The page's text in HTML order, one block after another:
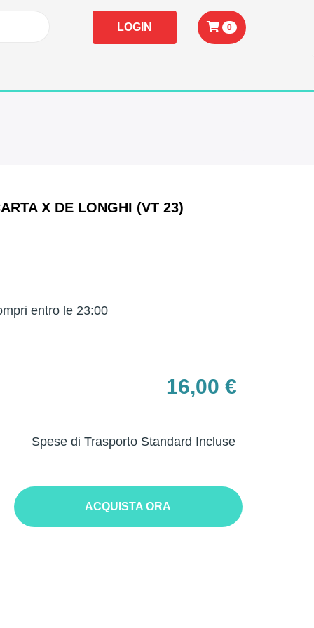
LOGIN 0
X DE LONGHI (VT 23)
entro le 23:00
16,00 €
Spese di Trasporto Standard Incluse
ACQUISTA ORA